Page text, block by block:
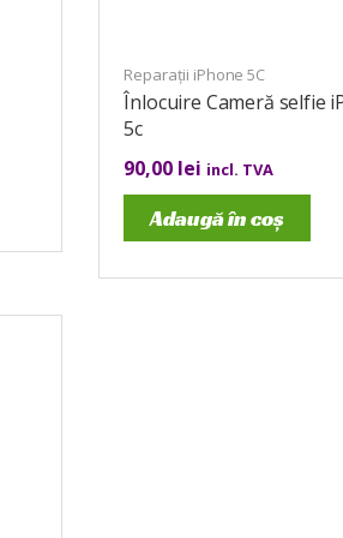
Reparații iPhone 5C
Înlocuire Cameră selfie
5c
90,00 lei incl. TVA
Adaugă în coș